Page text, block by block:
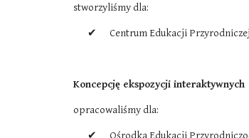
stworzyliśmy dla:
✔      Centrum Edukacji
Koncepcję ekspozycji interaktywnych
opracowaliśmy dla:
✔      Ośrodka Edukacji